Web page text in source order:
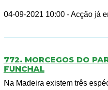
04-09-2021 10:00 - Acção já
772. MORCEGOS DO
FUNCHAL
Na Madeira existem três